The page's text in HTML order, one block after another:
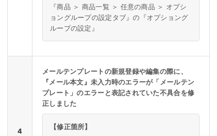
『商品 ＞ 商品一覧 ＞ 任意の商品 ＞ オプシ
ョングループの設定タブ』の『オプショング
ループの設定』
4
メールテンプレートの新規登録や編集の際に、
『メール本文』未入力時のエラーが「メールテン
プレート」のエラーと表記されていた不具合を修
正しました
【修正箇所】